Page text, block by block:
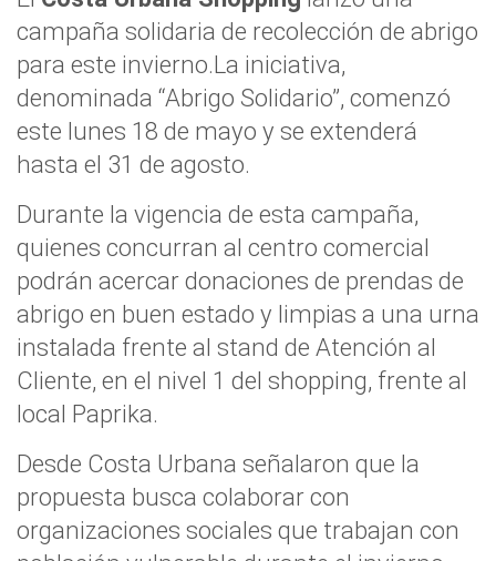
campaña solidaria de recolección de abrigo
para este invierno.La iniciativa,
denominada “Abrigo Solidario”, comenzó
este lunes 18 de mayo y se extenderá
hasta el 31 de agosto.
Durante la vigencia de esta campaña,
quienes concurran al centro comercial
podrán acercar donaciones de prendas de
abrigo en buen estado y limpias a una urna
instalada frente al stand de Atención al
Cliente, en el nivel 1 del shopping, frente al
local Paprika.
Desde Costa Urbana señalaron que la
propuesta busca colaborar con
organizaciones sociales que trabajan con